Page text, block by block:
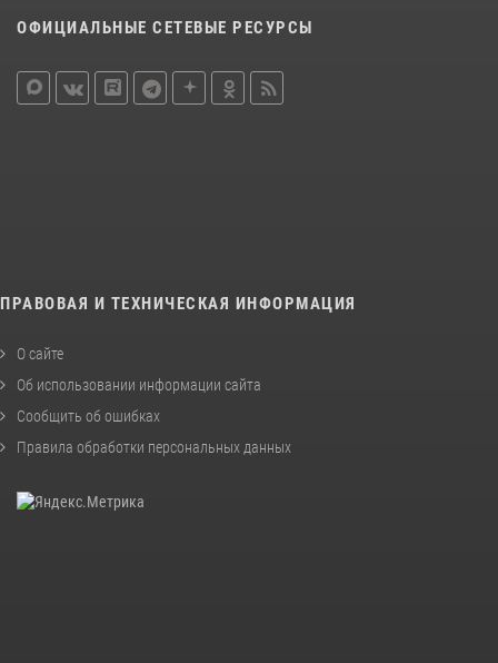
ОФИЦИАЛЬНЫЕ СЕТЕВЫЕ РЕСУРСЫ
ПРАВОВАЯ И ТЕХНИЧЕСКАЯ ИНФОРМАЦИЯ
О сайте
Об использовании информации сайта
Сообщить об ошибках
Правила обработки персональных данных